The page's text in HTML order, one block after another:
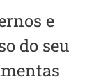
e
do seu